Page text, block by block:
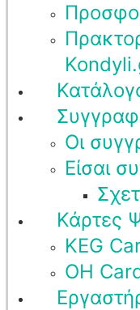
Οι
Είσαι
Κάρτες
KEG
OH